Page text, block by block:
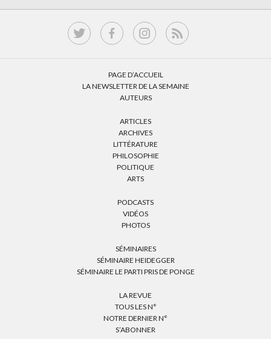
PAGE D’ACCUEIL
LA NEWSLETTER DE LA SEMAINE
AUTEURS
ARTICLES
ARCHIVES
LITTÉRATURE
PHILOSOPHIE
POLITIQUE
ARTS
PODCASTS
VIDÉOS
PHOTOS
SÉMINAIRES
SÉMINAIRE HEIDEGGER
SÉMINAIRE LE PARTI PRIS DE PONGE
LA REVUE
TOUS LES N°
NOTRE DERNIER N°
S’ABONNER